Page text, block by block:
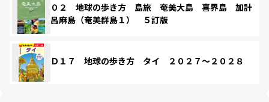
０２ 地球の歩き方 島旅 奄美大島 喜界島 加計
呂麻島（奄美群島１） ５訂版
Ｄ１７ 地球の歩き方 タイ ２０２７～２０２８